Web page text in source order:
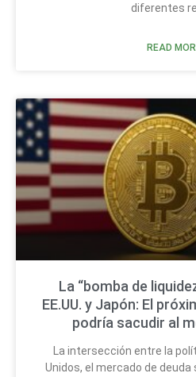
diferentes
READ
La “bomba de
EE.UU. y Japón: El
podría sacudir al
La intersección entre la
Unidos, el mercado de deuda